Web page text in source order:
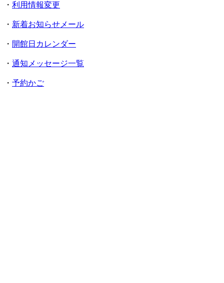
・ 利用情報変更
・ 新着お知らせメール
・ 開館日カレンダー
・ 通知メッセージ一覧
・ 予約かご